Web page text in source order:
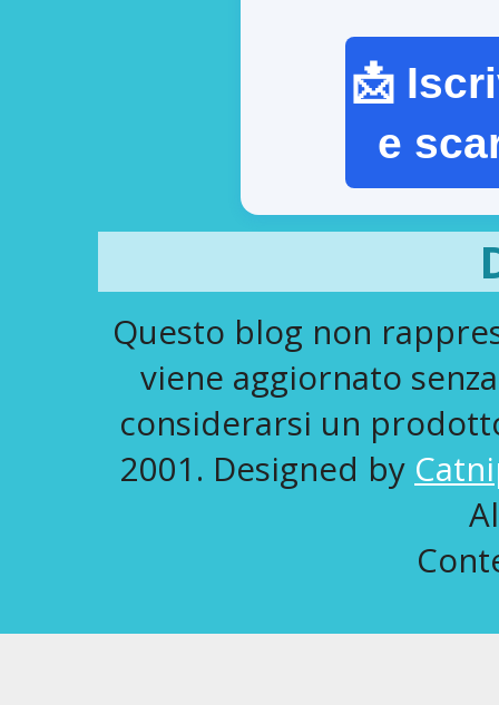
📩
e
Questo blog non
viene aggiornato
considerarsi un
2001. Designed by